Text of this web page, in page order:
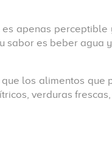
es apenas
es beber agua
los alimentos
verduras